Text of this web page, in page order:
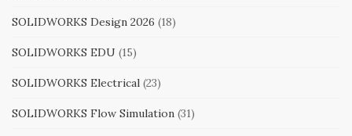
SOLIDWORKS Design 2026 (18)
SOLIDWORKS EDU (15)
SOLIDWORKS Electrical (23)
SOLIDWORKS Flow Simulation (31)